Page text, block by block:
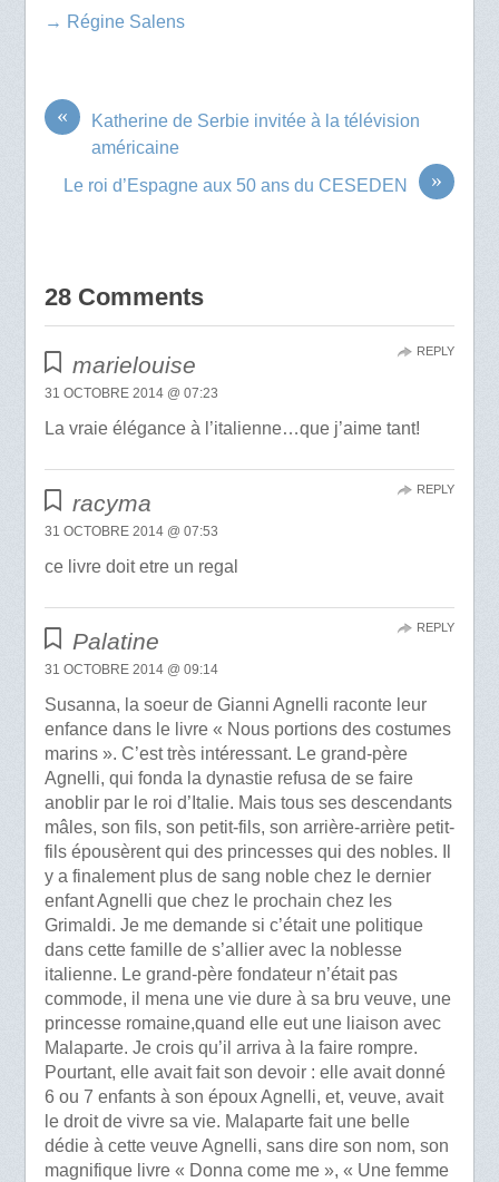
→ Régine Salens
«
Katherine de Serbie invitée à la télévision
américaine
»
Le roi d’Espagne aux 50 ans du CESEDEN
28 Comments
marielouise
31 OCTOBRE 2014 @ 07:23
La vraie élégance à l’italienne…que j’aime tant!
REPLY
racyma
31 OCTOBRE 2014 @ 07:53
ce livre doit etre un regal
REPLY
Palatine
31 OCTOBRE 2014 @ 09:14
Susanna, la soeur de Gianni Agnelli raconte leur
enfance dans le livre « Nous portions des costumes
marins ». C’est très intéressant. Le grand-père
Agnelli, qui fonda la dynastie refusa de se faire
anoblir par le roi d’Italie. Mais tous ses descendants
mâles, son fils, son petit-fils, son arrière-arrière petit-
fils épousèrent qui des princesses qui des nobles. Il
y a finalement plus de sang noble chez le dernier
enfant Agnelli que chez le prochain chez les
Grimaldi. Je me demande si c’était une politique
dans cette famille de s’allier avec la noblesse
italienne. Le grand-père fondateur n’était pas
commode, il mena une vie dure à sa bru veuve, une
princesse romaine,quand elle eut une liaison avec
Malaparte. Je crois qu’il arriva à la faire rompre.
Pourtant, elle avait fait son devoir : elle avait donné
6 ou 7 enfants à son époux Agnelli, et, veuve, avait
le droit de vivre sa vie. Malaparte fait une belle
dédie à cette veuve Agnelli, sans dire son nom, son
magnifique livre « Donna come me », « Une femme
REPLY